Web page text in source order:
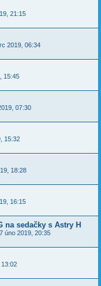
21:15
2019, 06:34
15:45
07:30
15:32
18:28
16:15
na sedačky s Astry H
úno 2019, 20:35